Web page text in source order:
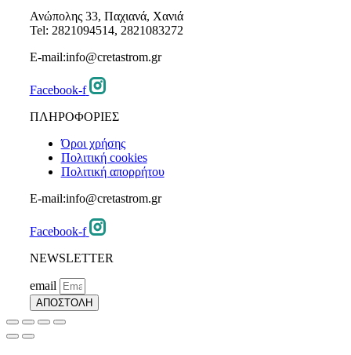
Ανώπολης 33, Παχιανά, Χανιά
Tel: 2821094514, 2821083272
E-mail:info@cretastrom.gr
Facebook-f
ΠΛΗΡΟΦΟΡΙΕΣ
Όροι χρήσης
Πολιτική cookies
Πολιτική απορρήτου
E-mail:info@cretastrom.gr
Facebook-f
NEWSLETTER
email
ΑΠΟΣΤΟΛΗ